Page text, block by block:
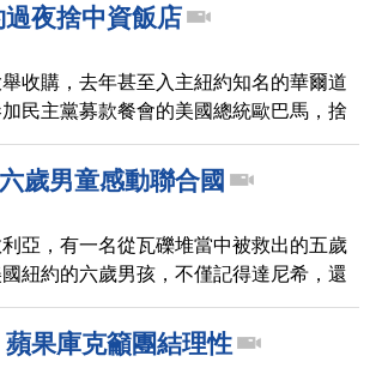
夜捨中資飯店
收購，去年甚至入主紐約知名的華爾道
民主黨募款餐會的美國總統歐巴馬，捨
是怕，隔牆有耳。
歲男童感動聯合國
亞，有一名從瓦礫堆當中被救出的五歲
紐約的六歲男孩，不僅記得達尼希，還
巴馬，希望邀請達尼希到美國，並給他
果庫克籲團結理性